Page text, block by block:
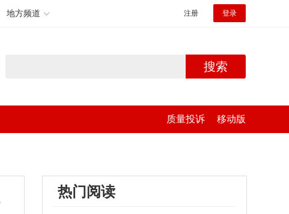
地方频道 注册 登录
搜索
质量投诉 移动版
热门阅读